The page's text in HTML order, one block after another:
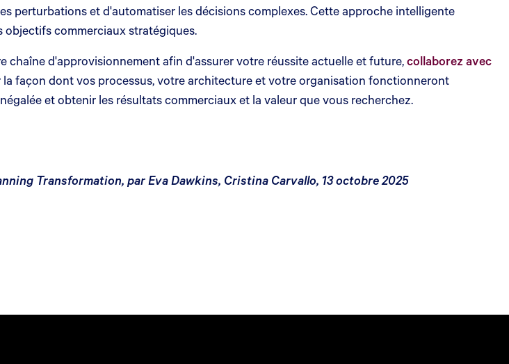
perturbations et d'automatiser les décisions complexes. Cette approche intelligente
commerciaux stratégiques.
d'approvisionnement afin d'assurer votre réussite actuelle et future,collaborez avec
façon dont vos processus, votre architecture et votre organisation fonctionneront
et obtenir les résultats commerciaux et la valeur que vous recherchez.
Transformation, par Eva Dawkins, Cristina Carvallo, 13 octobre 2025